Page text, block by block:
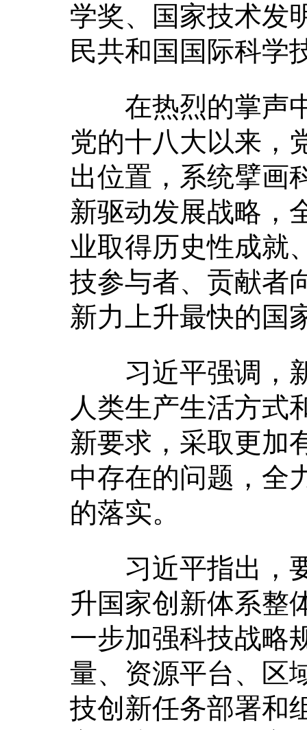
学奖、国家技术发
民共和国国际科学
在热烈的掌声中
党的十八大以来，
出位置，系统擘画
新驱动发展战略，
业取得历史性成就
技参与者、贡献者
新力上升最快的国
习近平强调，新
人类生产生活方式
新要求，采取更加
中存在的问题，全
的落实。
习近平指出，要
升国家创新体系整
一步加强科技战略
量、资源平台、区
技创新任务部署和